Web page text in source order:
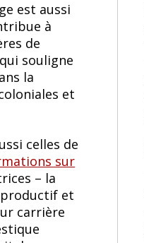
est aussi
à
de
qui souligne
la
et
celles de
sur
– la
et
carrière